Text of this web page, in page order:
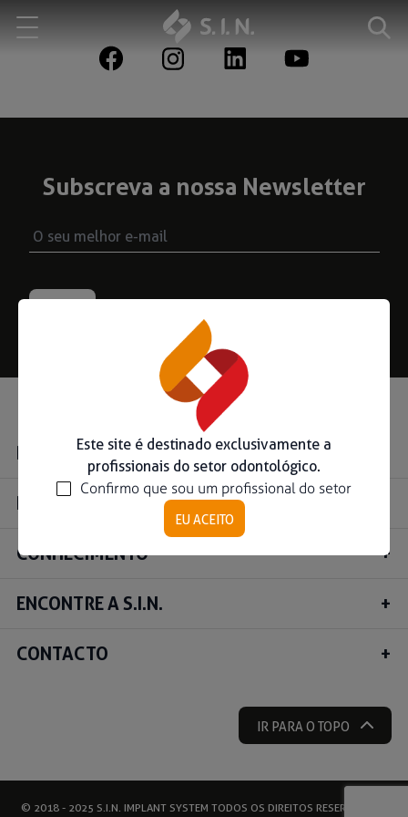
Ouse ser digital
Ver todos
Educação
Área científica
Onde Estamos
Subscreva a nossa Newsletter
INSTITUCIONAL
PRODUTOS
CONHECIMENTO
ENCONTRE A S.I.N.
CONTACTO
IR PARA O TOPO
© 2018 - 2025 S.I.N. IMPLANT SYSTEM TODOS OS DIREITOS RESERVADOS |
Este site é destinado exclusivamente a
profissionais do setor odontológico.
Confirmo que sou um profissional do setor
EU ACEITO